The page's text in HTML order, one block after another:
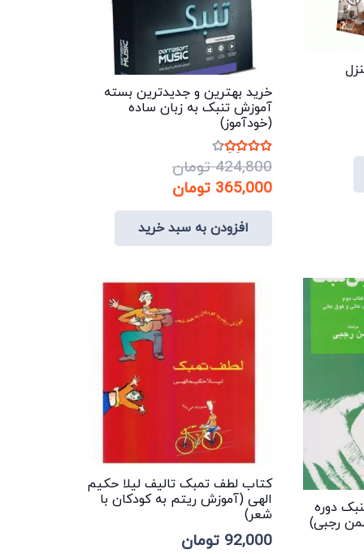
باشد.
گزینه
ها
در
صفحه
محصول
انتخاب
خرید بهترین و جدیدترین بسته
آموزش تنبک به زبان ساده
(خودآموز)
نمره 4.00 از 5 424,800 تومان
قیمت
اصلی:
424,800 تومان
بود.
365,000 تومان
فعلی:
365,000 تومان.
افزودن به سبد خرید
دوره
رجبی)
کتاب لطف تمبک تالیف لیلا حکیم
الهی (آموزش ریتم به کودکان با
شعر)
92,000 تومان